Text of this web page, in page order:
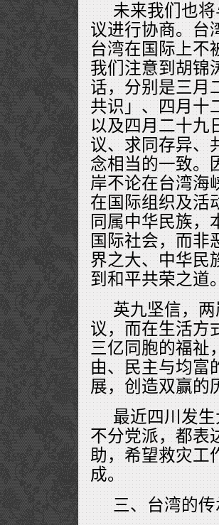
未来我们也
议进行协商。台
台湾在国际上不
我们注意到胡锦
话，分别是三月
共识」、四月十
以及四月二十九
议、求同存异、
念相当的一致。
岸不论在台湾海
在国际组织及活
同属中华民族，
国际社会，而非
界之大、中华民
到和平共荣之道
英九坚信，
议，而在生活方
三亿同胞的福祉
由、民主与均富
展，创造双赢的
最近四川发
不分党派，都表
助，希望救灾工
成。
三、台湾的